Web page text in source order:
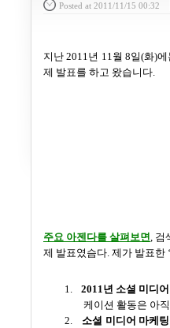
Posted at 2011/11/15 00:32
지난2011년 11월8일(화)에
제 발표를 하고 왔습니다.
주요 아젠다를 살펴보면, 검
제 발표였슴다. 제가 발표한 ‘
1. 2011년 소셜 미디
케이션 활동은 아
2.
소셜 미디어 마케